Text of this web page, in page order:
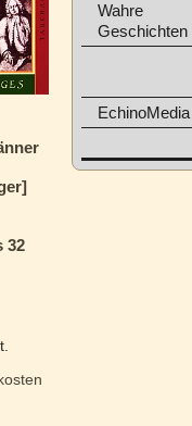
32
Wahre
Geschichten
EchinoMedia